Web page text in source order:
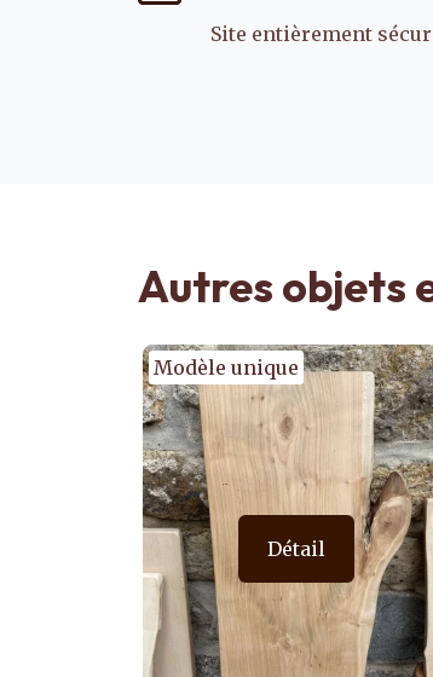
Site entièrement
Autres objets
Modèle unique
Détail